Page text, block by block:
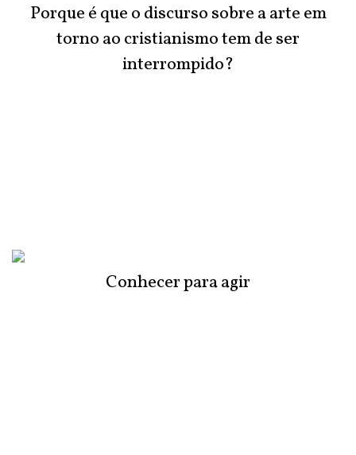
Porque é que o discurso sobre a arte em
torno ao cristianismo tem de ser
interrompido?
Conhecer para agir